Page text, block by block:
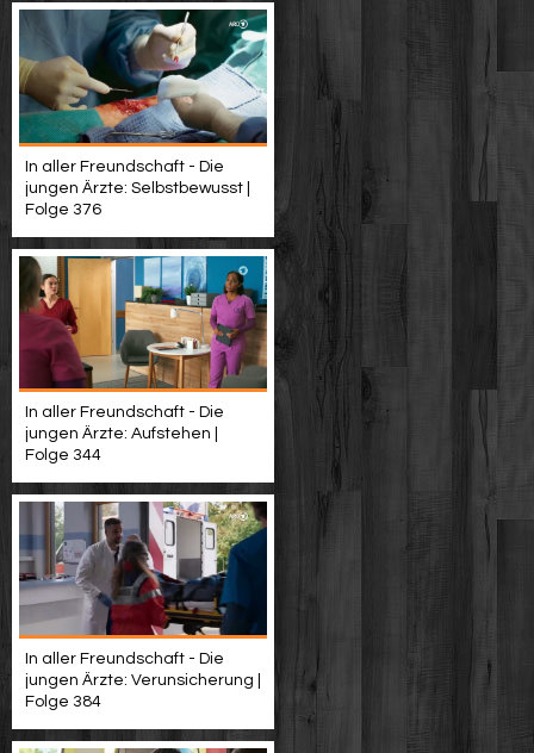
In aller Freundschaft - Die
jungen Ärzte: Selbstbewusst |
Folge 376
In aller Freundschaft - Die
jungen Ärzte: Aufstehen |
Folge 344
In aller Freundschaft - Die
jungen Ärzte: Verunsicherung |
Folge 384